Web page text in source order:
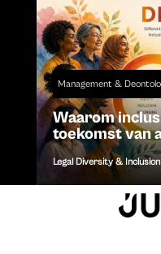
Management &
Waarom
toekomst van
Legal Diversity & Inclusion